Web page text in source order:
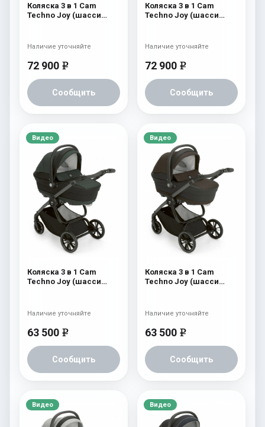
Коляска 3 в 1 Cam
Techno Joy (шасси
72 900 e
Сообщить
Наличие уточняйте
Коляска 3 в 1 Cam
Techno Joy (шасси
72 900 e
Сообщить
Наличие уточняйте
Видео
Коляска 3 в 1 Cam
Techno Joy (шасси
63 500 e
Сообщить
Наличие уточняйте
Видео
Коляска 3 в 1 Cam
Techno Joy (шасси
63 500 e
Сообщить
Наличие уточняйте
Видео Видео